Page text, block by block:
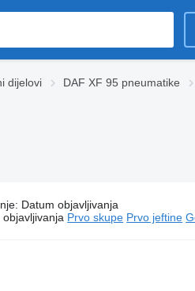
dijelovi DAF XF 95 pneumatikе
: Datum objavljivanja
objavljivanja Prvo skupe Prvo jeftine